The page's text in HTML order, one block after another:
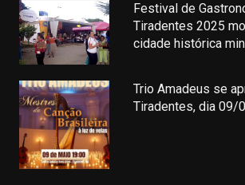
Festival de
Tiradentes 2025
cidade histórica
Trio Amadeus se
Tiradentes, dia 09/